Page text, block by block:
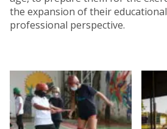
the expansion of their
professional perspective.